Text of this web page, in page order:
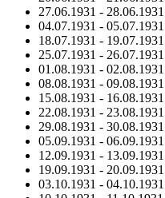
27.06.1931 - 28.06.1931
04.07.1931 - 05.07.1931
18.07.1931 - 19.07.1931
25.07.1931 - 26.07.1931
01.08.1931 - 02.08.1931
08.08.1931 - 09.08.1931
15.08.1931 - 16.08.1931
22.08.1931 - 23.08.1931
29.08.1931 - 30.08.1931
05.09.1931 - 06.09.1931
12.09.1931 - 13.09.1931
19.09.1931 - 20.09.1931
03.10.1931 - 04.10.1931